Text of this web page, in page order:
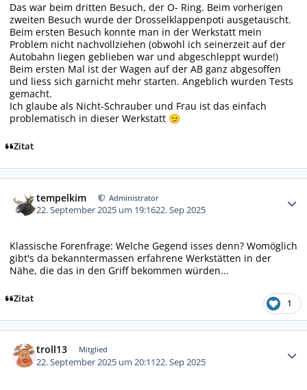
Das war beim dritten Besuch, der O- Ring. Beim vorherigen
zweiten Besuch wurde der Drosselklappenpoti ausgetauscht.
Beim ersten Besuch konnte man in der Werkstatt mein
Problem nicht nachvollziehen (obwohl ich seinerzeit auf der
Autobahn liegen geblieben war und abgeschleppt wurde!)
Beim ersten Mal ist der Wagen auf der AB ganz abgesoffen
und liess sich garnicht mehr starten. Angeblich wurden Tests
gemacht.
Ich glaube als Nicht-Schrauber und Frau ist das einfach
problematisch in dieser Werkstatt 🫤
Zitat
tempelkim Administrator
22. September 2025 um 19:1622. Sep 2025
Klassische Forenfrage: Welche Gegend isses denn? Womöglich
gibt's da bekanntermassen erfahrene Werkstätten in der
Nähe, die das in den Griff bekommen würden...
Zitat 1
troll13 Mitglied
22. September 2025 um 20:1122. Sep 2025